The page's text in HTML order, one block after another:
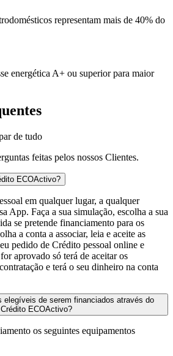
representam mais de 40% do
energética A+ ou superior para maior
de tudo
feitas pelos nossos Clientes.
ECOActivo?
em qualquer lugar, a qualquer
App. Faça a sua simulação, escolha a sua
se pretende financiamento para os
a conta a associar, leia e aceite as
pedido de Crédito pessoal online e
aprovado só terá de aceitar os
e terá o seu dinheiro na conta
elegíveis de serem financiados através do
Crédito ECOActivo?
os seguintes equipamentos